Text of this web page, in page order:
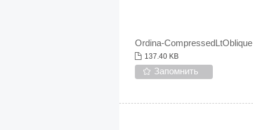
Ordina-CompressedLtOblique
137.40 KB
Запомнить